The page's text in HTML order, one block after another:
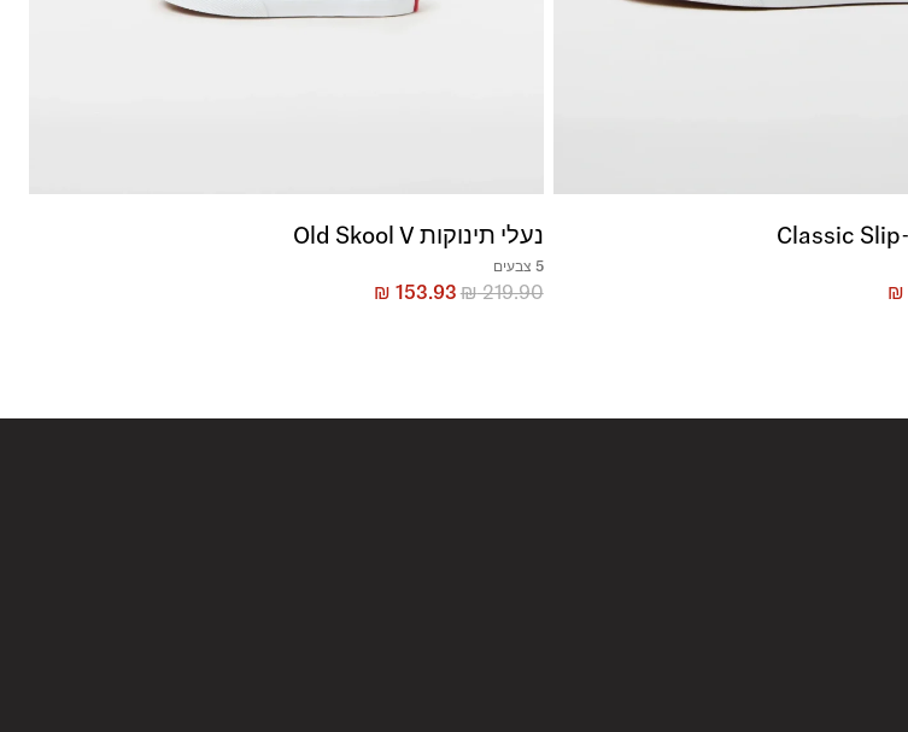
₪
נעלי תינוקות Old Skool V
5 צבעים
₪219.90
₪ 153.93